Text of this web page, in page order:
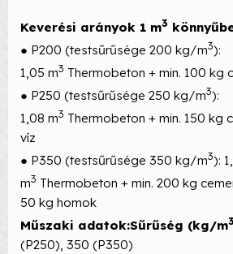
Keverési arányok 1 m3
● P200 (testsűrűsége 200 kg/m3):
1,05 m3 Thermobeton + min. 100 kg
● P250 (testsűrűsége 250 kg/m3):
1,08 m3 Thermobeton + min. 150 kg
víz
● P350 (testsűrűsége 350 kg/m3):
m3 Thermobeton + min. 200 kg
50 kg homok
Műszaki adatok:Sűrűség (kg/m3
(P250), 350 (P350)